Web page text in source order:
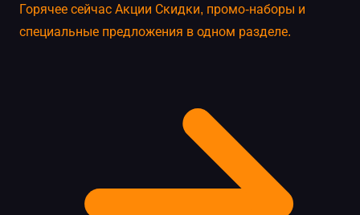
Горячее сейчас Акции Скидки, промо-наборы и
специальные предложения в одном разделе.